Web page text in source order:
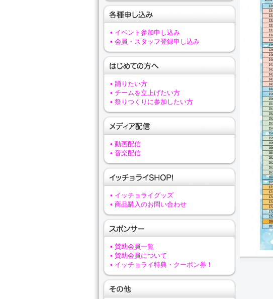
• イベント参加申し込み
• 会員・スタッフ登録申し込み
• 踊りたい方
• チームを立上げたい方
• 祭りつくりに参加したい方
• 動画配信
• 音楽配信
• イッチョライグッズ
• 商品購入のお問い合わせ
• 賛助会員一覧
• 賛助会員について
• イッチョライ特典・クーポン券！